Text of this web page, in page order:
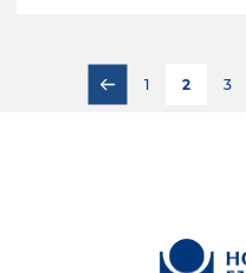
1 2 3